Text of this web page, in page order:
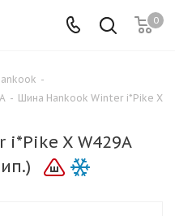
0
-
- Шина Hankook Winter i*Pike X
X W429A